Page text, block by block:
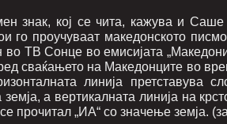
знак, кој се чита, кажува и
го проучуваат македонското
во ТВ Сонце во емисијата
сваќањето на Македонците во
линија претставува
земја, а вертикалната линија на
прочитал „ИА“ со значење земја.